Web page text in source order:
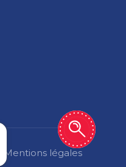
Mentions légales